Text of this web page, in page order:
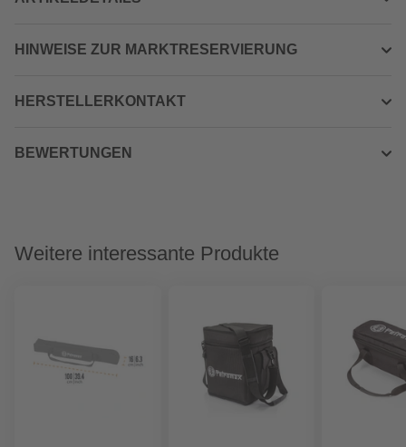
HINWEISE ZUR MARKTRESERVIERUNG
HERSTELLERKONTAKT
BEWERTUNGEN
Weitere interessante Produkte